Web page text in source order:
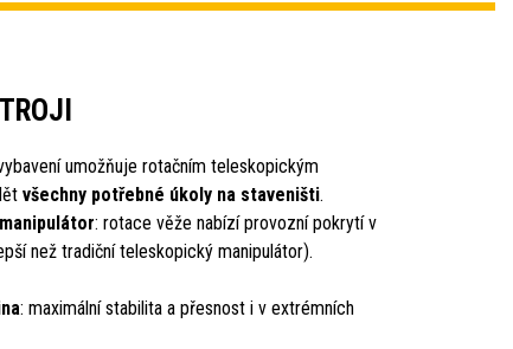
umožňuje rotačním teleskopickým
všechny potřebné úkoly na staveništi.
: rotace věže nabízí provozní pokrytí v
než tradiční teleskopický manipulátor).
: maximální stabilita a přesnost i v extrémních